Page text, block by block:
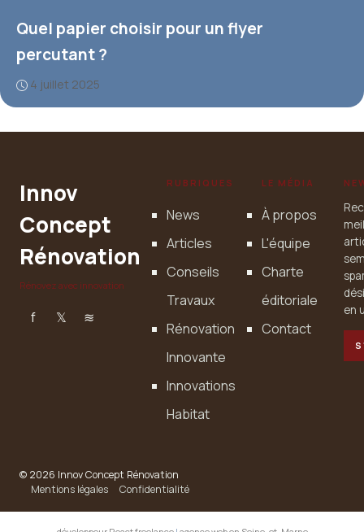
Quel papier choisir pour un flyer
percutant ?
4 juillet 2025
Innov
Concept
Rénovation
Rénovez avec innovation
f 𝕏 ≋
RUBRIQUES
News
Articles
Conseils
Travaux
Rénovation
Innovante
Innovations
Habitat
LE MÉDIA
À propos
L'équipe
Charte
éditoriale
Contact
en
© 2026 Innov Concept Rénovation
Mentions légales
Confidentialité